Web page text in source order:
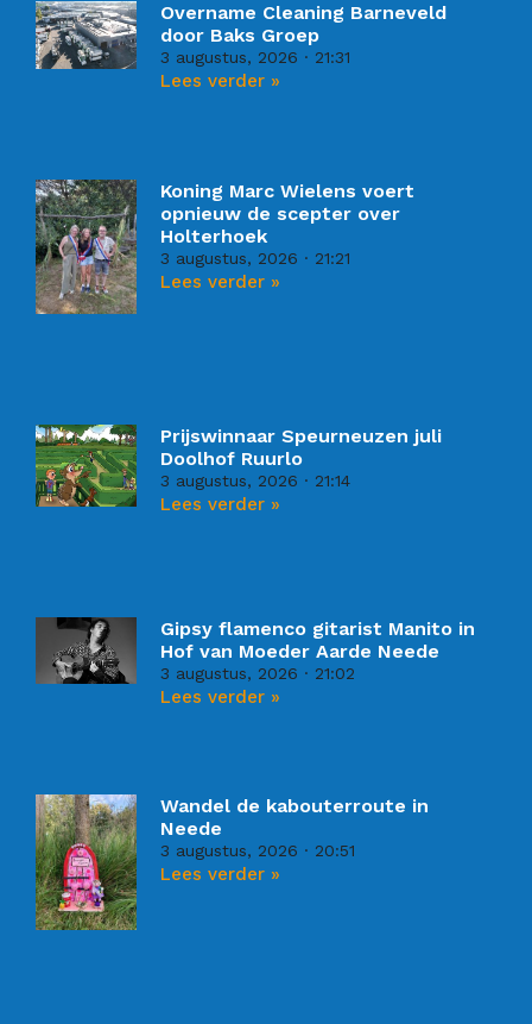
Overname Cleaning Barneveld
door Baks Groep
3 augustus, 2026 21:31
Lees verder »
Koning Marc Wielens voert
opnieuw de scepter over
Holterhoek
3 augustus, 2026 21:21
Lees verder »
Prijswinnaar Speurneuzen juli
Doolhof Ruurlo
3 augustus, 2026 21:14
Lees verder »
Gipsy flamenco gitarist Manito in
Hof van Moeder Aarde Neede
3 augustus, 2026 21:02
Lees verder »
Wandel de kabouterroute in
Neede
3 augustus, 2026 20:51
Lees verder »